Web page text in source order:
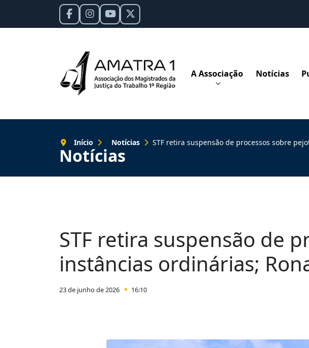
A Associação Notícias
Notícias
Início Notícias STF retira suspensão de processos sobre pejotização nas instâncias ordinárias; Ronaldo Callado
STF retira suspensão de
instâncias ordinárias;
23 de junho de 2026 16:10